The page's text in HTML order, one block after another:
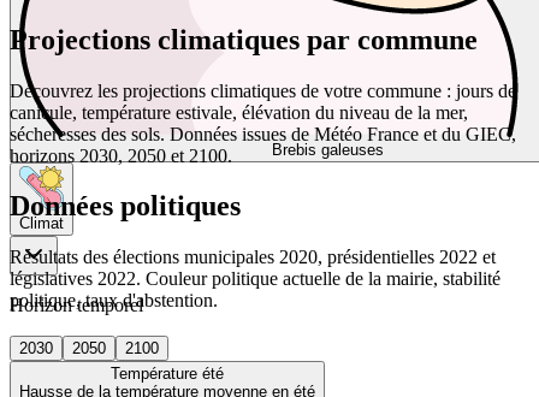
Brebis galeuses
Climat
Horizon temporel
2030 2050
2100
Température été
Hausse de la température moyenne en été
Projections climatiques par commune
Découvrez les projections climatiques de votre commune : jours de
canicule, température estivale, élévation du niveau de la mer,
sécheresses des sols. Données issues de Météo France et du GIEC,
horizons 2030, 2050 et 2100.
Données politiques
Résultats des élections municipales 2020, présidentielles 2022 et
législatives 2022. Couleur politique actuelle de la mairie, stabilité
politique, taux d'abstention.